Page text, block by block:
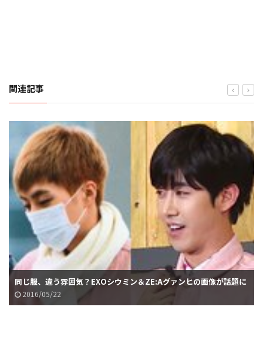
関連記事
同じ服、違う雰囲気？EXOシウミン＆ZE:Aグァンヒの画像が話題に
2016/05/22